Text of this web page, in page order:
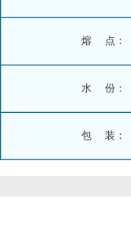
熔 点：
水 份：
包 装：